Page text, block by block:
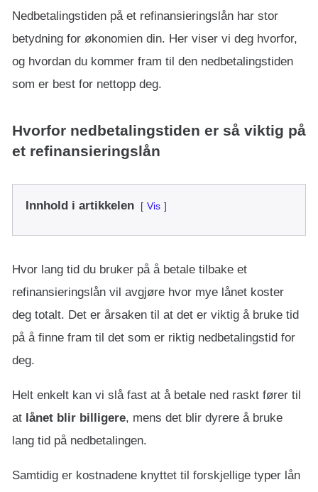
Nedbetalingstiden på et refinansieringslån har stor
betydning for økonomien din. Her viser vi deg hvorfor,
og hvordan du kommer fram til den nedbetalingstiden
som er best for nettopp deg.
Hvorfor nedbetalingstiden er så viktig på
et refinansieringslån
Innhold i artikkelen Vis
Hvor lang tid du bruker på å betale tilbake et
refinansieringslån vil avgjøre hvor mye lånet koster
deg totalt. Det er årsaken til at det er viktig å bruke tid
på å finne fram til det som er riktig nedbetalingstid for
deg.
Helt enkelt kan vi slå fast at å betale ned raskt fører til
at lånet blir billigere, mens det blir dyrere å bruke
lang tid på nedbetalingen.
Samtidig er kostnadene knyttet til forskjellige typer lån